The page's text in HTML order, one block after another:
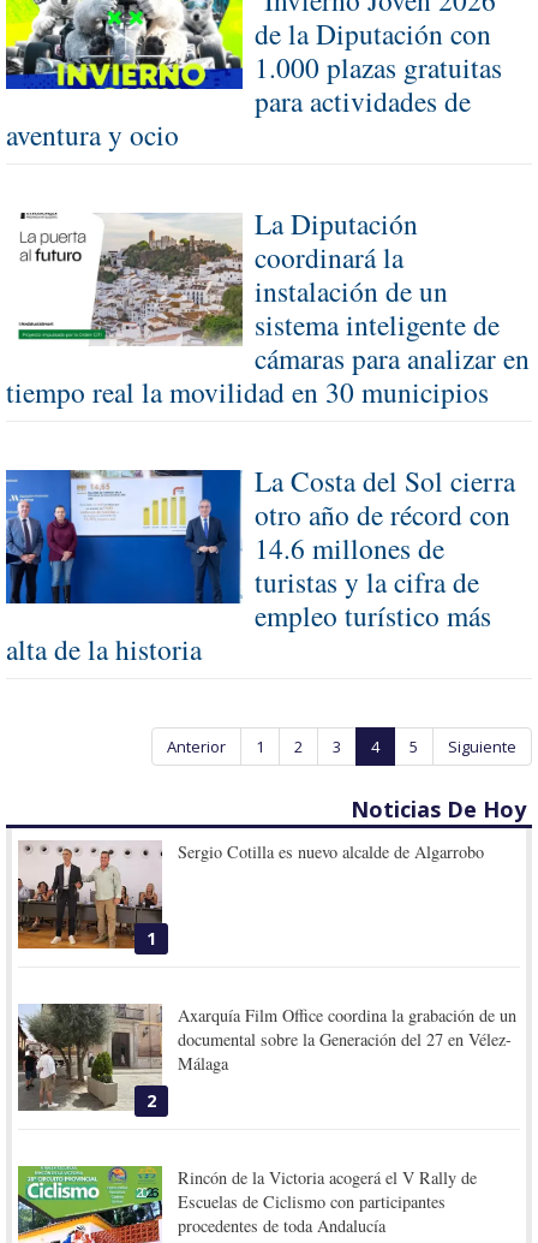
de la Diputación con
1.000 plazas gratuitas
para actividades de
aventura y ocio
La Diputación
coordinará la
instalación de un
sistema inteligente de
cámaras para analizar en
tiempo real la movilidad en 30 municipios
La Costa del Sol cierra
otro año de récord con
14.6 millones de
turistas y la cifra de
empleo turístico más
alta de la historia
Anterior 1 2 3 4 5 Siguiente
Noticias De Hoy
1
Sergio Cotilla es nuevo alcalde de Algarrobo
2
Axarquía Film Office coordina la grabación de un
documental sobre la Generación del 27 en Vélez-
Málaga
Rincón de la Victoria acogerá el V Rally de
Escuelas de Ciclismo con participantes
procedentes de toda Andalucía